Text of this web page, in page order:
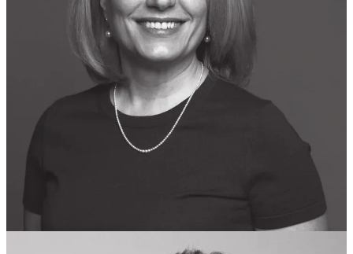
Ce vom descoperi împreună la acest brunch?
Cum îți poți menține energia, echilibrul hormonal și
încrederea în orice etapă a vieții.
Care sunt analizele medicale esențiale după 35 de ani și cum
îți poți proteja sănătatea pe termen lung.
Ce legătură există între frumusețe și autenticitate și cum poți
avea grijă de pielea și părul tău din interior spre exterior.
Cum influențează stresul, relațiile și sănătatea mintală felul în
care te simți în corpul tău.